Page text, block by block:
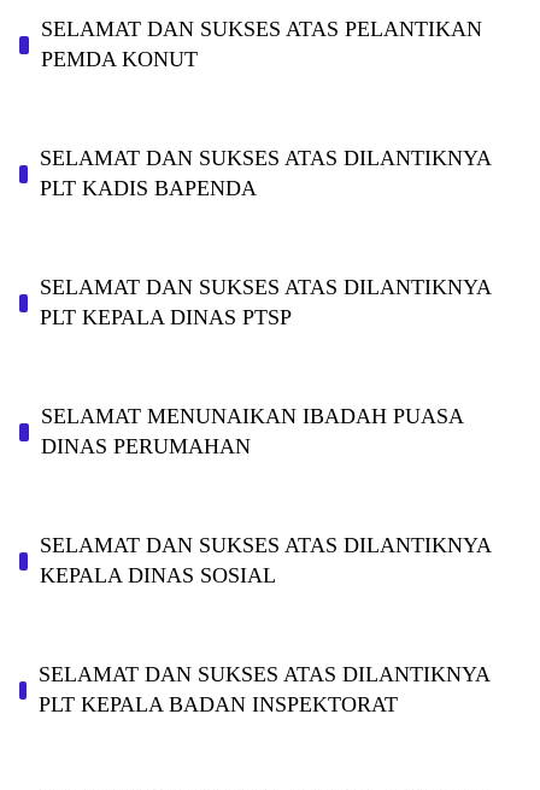
SELAMAT DAN SUKSES ATAS PELANTIKAN
PEMDA KONUT
SELAMAT DAN SUKSES ATAS DILANTIKNYA
PLT KADIS BAPENDA
SELAMAT DAN SUKSES ATAS DILANTIKNYA
PLT KEPALA DINAS PTSP
SELAMAT MENUNAIKAN IBADAH PUASA
DINAS PERUMAHAN
SELAMAT DAN SUKSES ATAS DILANTIKNYA
KEPALA DINAS SOSIAL
SELAMAT DAN SUKSES ATAS DILANTIKNYA
PLT KEPALA BADAN INSPEKTORAT